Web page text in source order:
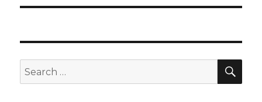
Search
for: